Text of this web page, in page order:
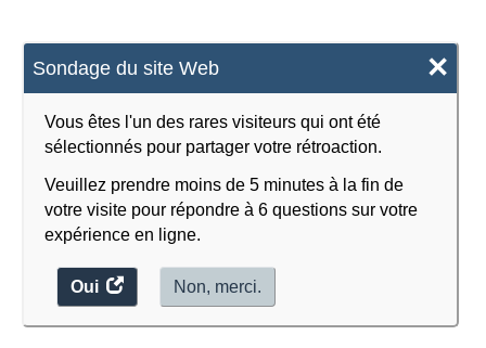
Sondage du site Web ×
Vous êtes l'un des rares visiteurs qui ont été
sélectionnés pour partager votre rétroaction.
Veuillez prendre moins de 5 minutes à la fin de
votre visite pour répondre à 6 questions sur votre
expérience en ligne.
Oui
accéder
au
Non, merci.